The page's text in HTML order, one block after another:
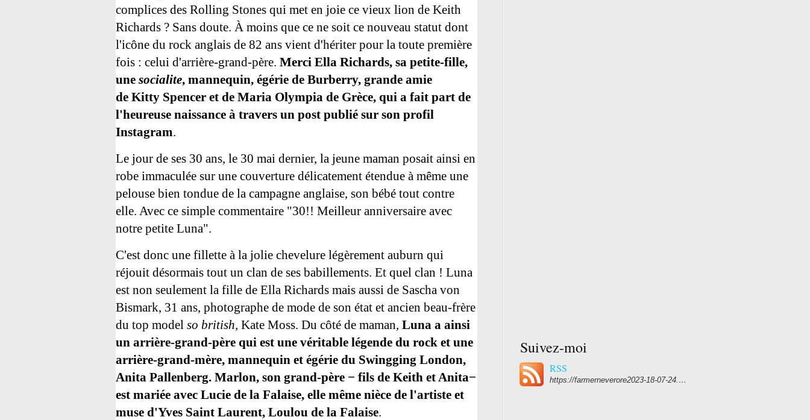
complices des Rolling Stones qui met en joie ce vieux lion de Keith
Richards ? Sans doute. À moins que ce ne soit ce nouveau statut dont
l'icône du rock anglais de 82 ans vient d'hériter pour la toute première
fois : celui d'arrière-grand-père. Merci Ella Richards, sa petite-fille,
une socialite, mannequin, égérie de Burberry, grande amie
de Kitty Spencer et de Maria Olympia de Grèce, qui a fait part de
l'heureuse naissance à travers un post publié sur son profil
Instagram.
Le jour de ses 30 ans, le 30 mai dernier, la jeune maman posait ainsi en
robe immaculée sur une couverture délicatement étendue à même une
pelouse bien tondue de la campagne anglaise, son bébé tout contre
elle. Avec ce simple commentaire "30!! Meilleur anniversaire avec
notre petite Luna".
C'est donc une fillette à la jolie chevelure légèrement auburn qui
réjouit désormais tout un clan de ses babillements. Et quel clan ! Luna
est non seulement la fille de Ella Richards mais aussi de Sascha von
Bismark, 31 ans, photographe de mode de son état et ancien beau-frère
du top model so british, Kate Moss. Du côté de maman, Luna a ainsi
un arrière-grand-père qui est une véritable légende du rock et une
arrière-grand-mère, mannequin et égérie du Swingging London,
Anita Pallenberg. Marlon, son grand-père − fils de Keith et Anita−
est mariée avec Lucie de la Falaise, elle même nièce de l'artiste et
muse d'Yves Saint Laurent, Loulou de la Falaise.
Suivez-moi
RSS
https://farmerneverore2023-18-07-24.over-blog.com/rss